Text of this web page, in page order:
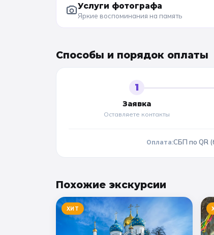
Услуги фотографа
Яркие воспоминания на память
Способы и порядок оплаты
1
Заявка
Оставляете контакты
Оплата:СБП по QR
Похожие экскурсии
ХИТ